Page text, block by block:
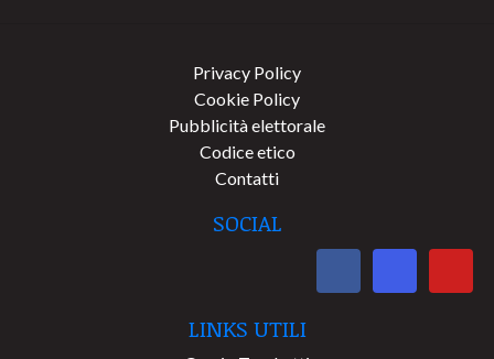
Privacy Policy
Cookie Policy
Pubblicità elettorale
Codice etico
Contatti
SOCIAL
LINKS UTILI